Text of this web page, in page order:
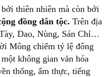
thiên nhiên mà còn bởi
đồng dân tộc. Trên địa
Dao, Nùng, Sán Chỉ…
Mông chiếm tỷ lệ đông
không gian văn hóa
thống, ẩm thực, tiếng